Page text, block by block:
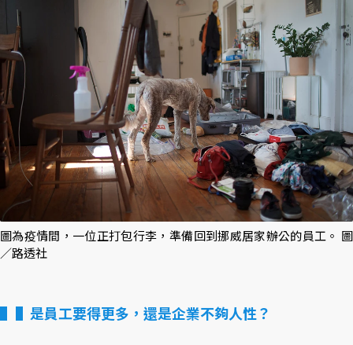
圖為疫情間，一位正打包行李，準備回到挪威居家辦公的員工。 圖
／路透社
▌是員工要得更多，還是企業不夠人性？